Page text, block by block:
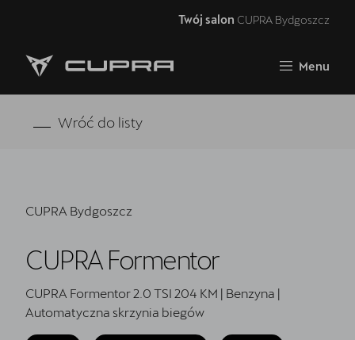
Twój salon CUPRA Bydgoszcz
Menu
Strona główna
Samochody dostępne od ręki
Jazda próbna CUPRĄ
CUPRA For Business
Akcesoria CUPRA
Wróć do listy
CUPRA Bydgoszcz
CUPRA Formentor
CUPRA Formentor 2.0 TSI 204 KM | Benzyna |
Automatyczna skrzynia biegów